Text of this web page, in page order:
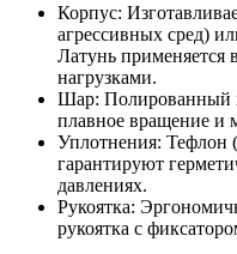
Корпус:
агрессивных сред)
Латунь применяется
нагрузками.
Шар: Полированный
плавное вращение и
Уплотнения: Тефлон
гарантируют
давлениях.
Рукоятка:
рукоятка с